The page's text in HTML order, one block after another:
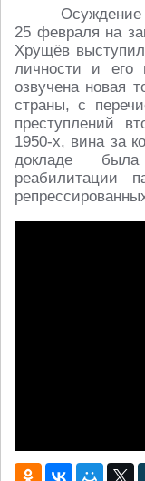
25 февраля на
Хрущёв
личности и его
озвучена новая
страны, с
преступлений
1950-х, вина за
докладе
реабилитации